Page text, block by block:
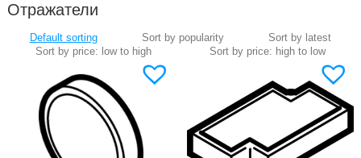
Отражатели